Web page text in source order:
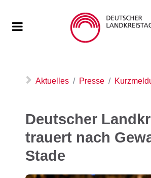
Aktuelles Presse
Deutscher
trauert nach
Stade